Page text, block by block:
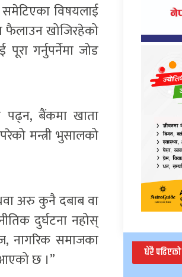
विषयलाई
फैलाउन खोजिरहेको
गर्नुपर्नेमा जोड
पढ्न, बैंकमा खाता
मन्त्री भुसालको
अरु कुनै दबाब वा
दुर्घटना नहोस्
नागरिक समाजका
छ ।”
धेरै पढिएको